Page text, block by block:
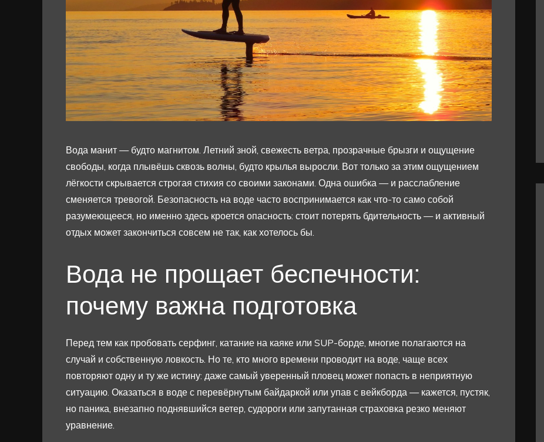
Вода манит — будто магнитом. Летний зной, свежесть ветра, прозрачные брызги и ощущение
свободы, когда плывёшь сквозь волны, будто крылья выросли. Вот только за этим ощущением
лёгкости скрывается строгая стихия со своими законами. Одна ошибка — и расслабление
сменяется тревогой. Безопасность на воде часто воспринимается как что-то само собой
разумеющееся, но именно здесь кроется опасность: стоит потерять бдительность — и активный
отдых может закончиться совсем не так, как хотелось бы.
Вода не прощает беспечности:
почему важна подготовка
Перед тем как пробовать серфинг, катание на каяке или SUP-борде, многие полагаются на
случай и собственную ловкость. Но те, кто много времени проводит на воде, чаще всех
повторяют одну и ту же истину: даже самый уверенный пловец может попасть в неприятную
ситуацию. Оказаться в воде с перевёрнутым байдаркой или упав с вейкборда — кажется, пустяк,
но паника, внезапно поднявшийся ветер, судороги или запутанная страховка резко меняют
уравнение.